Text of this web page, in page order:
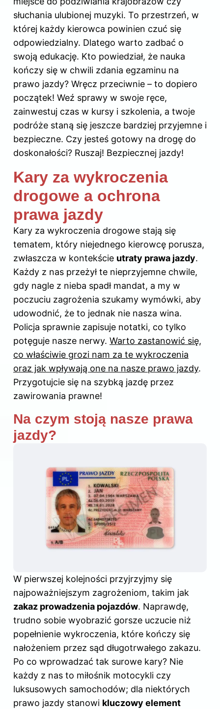
słuchania ulubionej muzyki. To przestrzeń, w
której każdy kierowca powinien czuć się
odpowiedzialny. Dlatego warto zadbać o
swoją edukację. Kto powiedział, że nauka
kończy się w chwili zdania egzaminu na
prawo jazdy? Wręcz przeciwnie – to dopiero
początek! Weź sprawy w swoje ręce,
zainwestuj czas w kursy i szkolenia, a twoje
podróże staną się jeszcze bardziej przyjemne i
bezpieczne. Czy jesteś gotowy na drogę do
doskonałości? Ruszaj! Bezpiecznej jazdy!
Kary za wykroczenia
drogowe a ochrona
prawa jazdy
Kary za wykroczenia drogowe stają się
tematem, który niejednego kierowcę porusza,
zwłaszcza w kontekście utraty prawa jazdy.
Każdy z nas przeżył te nieprzyjemne chwile,
gdy nagle z nieba spadł mandat, a my w
poczuciu zagrożenia szukamy wymówki, aby
udowodnić, że to jednak nie nasza wina.
Policja sprawnie zapisuje notatki, co tylko
potęguje nasze nerwy. Warto zastanowić się,
co właściwie grozi nam za te wykroczenia
oraz jak wpływają one na nasze prawo jazdy.
Przygotujcie się na szybką jazdę przez
zawirowania prawne!
Na czym stoją nasze prawa
jazdy?
W pierwszej kolejności przyjrzyjmy się
najpoważniejszym zagrożeniom, takim jak
zakaz prowadzenia pojazdów. Naprawdę,
trudno sobie wyobrazić gorsze uczucie niż
popełnienie wykroczenia, które kończy się
nałożeniem przez sąd długotrwałego zakazu.
Po co wprowadzać tak surowe kary? Nie
każdy z nas to miłośnik motocykli czy
luksusowych samochodów; dla niektórych
prawo jazdy stanowi kluczowy element